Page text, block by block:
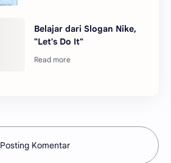
Belajar dari Slogan Nike,
"Let's Do It"
Posting Komentar